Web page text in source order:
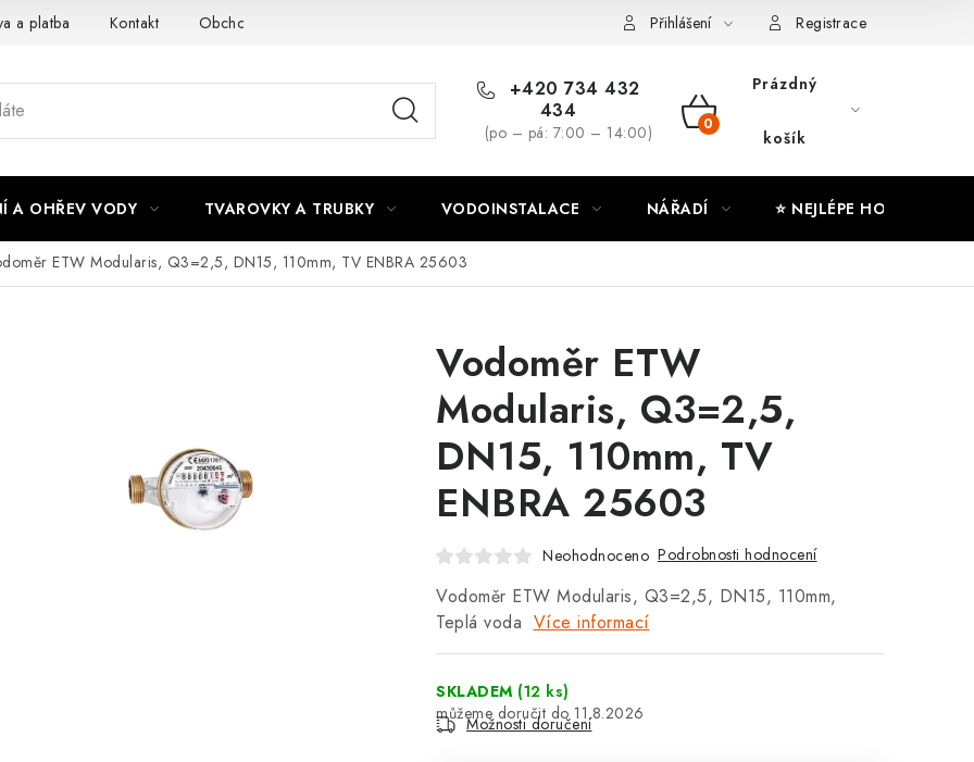
a platba Kontakt Obchodní podmínky Moje objednávka
Přihlášení Registrace
+420 734 432
434
(po – pá: 7:00 – 14:00)
NÁKUPNÍ
Prázdný
košík
A OHŘEV VODY TVAROVKY A TRUBKY VODOINSTALACE NÁŘADÍ ⭐ NEJLÉPE HODNOCENÉ
ETW Modularis, Q3=2,5, DN15, 110mm, TV ENBRA 25603
Vodoměr ETW
Modularis, Q3=2,5,
DN15, 110mm, TV
ENBRA 25603
Neohodnoceno Podrobnosti hodnocení
Vodoměr ETW Modularis, Q3=2,5, DN15, 110mm,
Teplá voda Více informací
SKLADEM (12 ks)
11.8.2026
Možnosti doručení